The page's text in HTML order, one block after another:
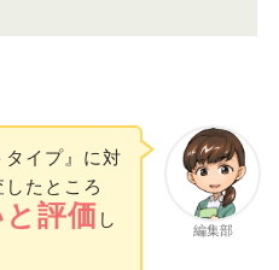
編集部
タイプ』に対
たところ
評価 し